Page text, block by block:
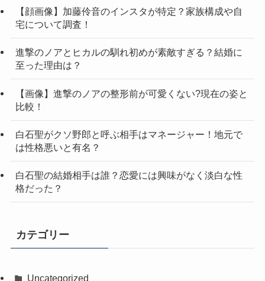
【顔画像】加藤伶音のインスタが特定？家族構成や自
宅について調査！
進撃のノアとヒカルの馴れ初めが素敵すぎる？結婚に
至った理由は？
【画像】進撃のノアの整形前が可愛くない?現在の姿と
比較！
白石聖がクソ野郎と呼ぶ相手はマネージャー！地元で
は性格悪いと有名？
白石聖の結婚相手は誰？恋愛には興味がなく淡白な性
格だった？
カテゴリー
Uncategorized